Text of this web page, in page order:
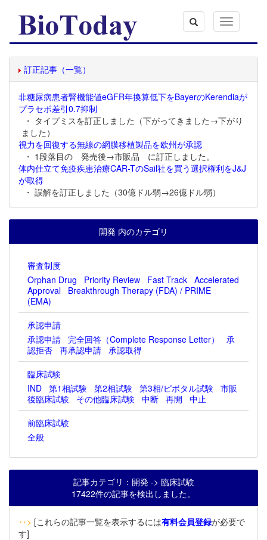
Toggle
navigation
訂正記事（一覧）
非糖尿病患者腎機能値eGFR年換算低下をBayerのKerendiaが
プラセボ差引0.7抑制
・ タイプミスを訂正しました（下がってきました→下がり
ました）
視力を回復する無線の網膜移植製品を欧州が承認
・ 1段落目の 発売後→市販品 に訂正しました。
体内仕立て免疫疾患治療CAR-TのSail社を買う選択権利をJ&J
が取得
・ 誤解を訂正しました（30億ドル弱→26億ドル弱）
開発 内のカテゴリ
審査制度
Orphan Drug
Priority Review Fast Track Accelerated
Approval
Breakthrough Therapy (FDA) / PRIME
(EMA)
承認申請
承認申請
完全回答（Complete Response Letter）
承
認拒否 再承認申請 承認取得
臨床試験
IND 第1相試験 第2相試験 第3相/ピボタル試験 市販
後臨床試験
その他臨床試験 中断 再開
中止
前臨床試験
全般
記事カテゴリ：開発 -> 臨床試験
17422件の記事を検出しました。
‥> [これらの記事一覧を表示するには有料会員登録が必要で
す]